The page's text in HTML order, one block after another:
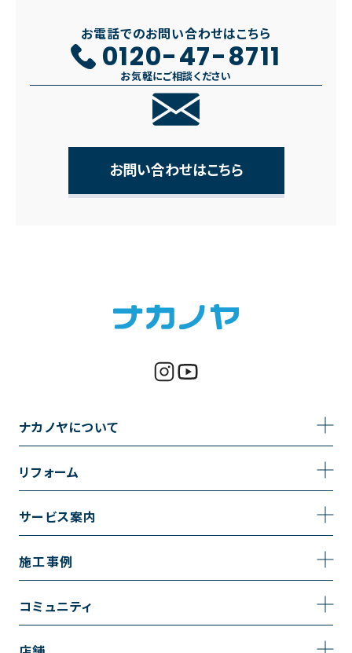
お電話でのお問い合わせはこちら
0120-47-8711
お気軽にご相談ください
お問い合わせはこちら
ナカノヤについて
採用情報
リフォーム
トイレのリフォーム
キッチンのリフォーム
サービス案内
サービスの流れ
施工事例
施工事例一覧
コミュニティ
コミュニティ